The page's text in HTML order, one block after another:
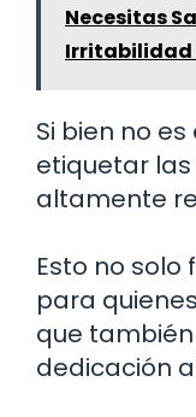
Necesitas
Irritabilidad
Si bien no
etiquetar
altamente
Esto no
para
que
dedicación